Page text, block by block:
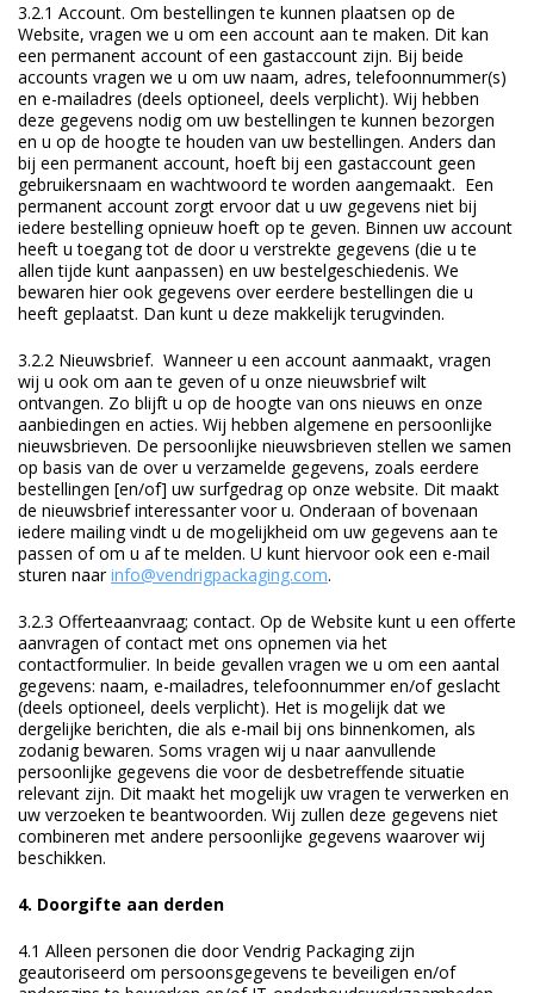
3.2.1 Account. Om bestellingen te kunnen plaatsen op de
Website, vragen we u om een account aan te maken. Dit kan
een permanent account of een gastaccount zijn. Bij beide
accounts vragen we u om uw naam, adres, telefoonnummer(s)
en e-mailadres (deels optioneel, deels verplicht). Wij hebben
deze gegevens nodig om uw bestellingen te kunnen bezorgen
en u op de hoogte te houden van uw bestellingen. Anders dan
bij een permanent account, hoeft bij een gastaccount geen
gebruikersnaam en wachtwoord te worden aangemaakt. Een
permanent account zorgt ervoor dat u uw gegevens niet bij
iedere bestelling opnieuw hoeft op te geven. Binnen uw account
heeft u toegang tot de door u verstrekte gegevens (die u te
allen tijde kunt aanpassen) en uw bestelgeschiedenis. We
bewaren hier ook gegevens over eerdere bestellingen die u
heeft geplaatst. Dan kunt u deze makkelijk terugvinden.
3.2.2 Nieuwsbrief. Wanneer u een account aanmaakt, vragen
wij u ook om aan te geven of u onze nieuwsbrief wilt
ontvangen. Zo blijft u op de hoogte van ons nieuws en onze
aanbiedingen en acties. Wij hebben algemene en persoonlijke
nieuwsbrieven. De persoonlijke nieuwsbrieven stellen we samen
op basis van de over u verzamelde gegevens, zoals eerdere
bestellingen [en/of] uw surfgedrag op onze website. Dit maakt
de nieuwsbrief interessanter voor u. Onderaan of bovenaan
iedere mailing vindt u de mogelijkheid om uw gegevens aan te
passen of om u af te melden. U kunt hiervoor ook een e-mail
sturen naarinfo@vendrigpackaging.com.
3.2.3 Offerteaanvraag; contact. Op de Website kunt u een offerte
aanvragen of contact met ons opnemen via het
contactformulier. In beide gevallen vragen we u om een aantal
gegevens: naam, e-mailadres, telefoonnummer en/of geslacht
(deels optioneel, deels verplicht). Het is mogelijk dat we
dergelijke berichten, die als e-mail bij ons binnenkomen, als
zodanig bewaren. Soms vragen wij u naar aanvullende
persoonlijke gegevens die voor de desbetreffende situatie
relevant zijn. Dit maakt het mogelijk uw vragen te verwerken en
uw verzoeken te beantwoorden. Wij zullen deze gegevens niet
combineren met andere persoonlijke gegevens waarover wij
beschikken.
4. Doorgifte aan derden
4.1 Alleen personen die door Vendrig Packaging zijn
geautoriseerd om persoonsgegevens te beveiligen en/of